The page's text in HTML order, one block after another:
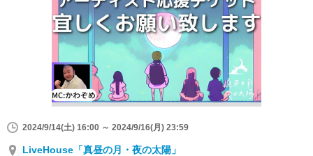
2024/9/14(土) 16:00 ～ 2024/9/16(月) 23:59
LiveHouse「真昼の月・夜の太陽」